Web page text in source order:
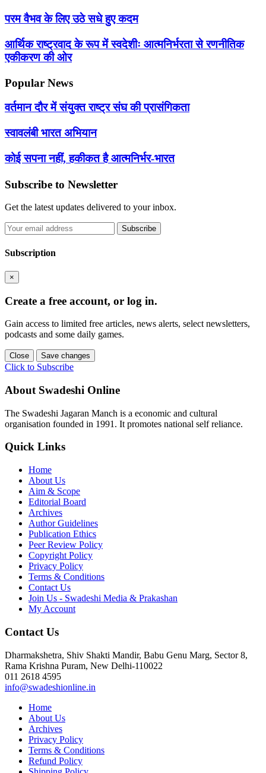
परम वैभव के लिए उठे सधे हुए कदम
आर्थिक राष्ट्रवाद के रूप में स्वदेशीः आत्मनिर्भरता से रणनीतिक
एकीकरण की ओर
Popular News
वर्तमान दौर में संयुक्त राष्ट्र संघ की प्रासंगिकता
स्वावलंबी भारत अभियान
कोई सपना नहीं, हकीकत है आत्मनिर्भर-भारत
Subscribe to Newsletter
Get the latest updates delivered to your inbox.
Subscribe
Subscription
×
Create a free account, or log in.
Gain access to limited free articles, news alerts, select newsletters,
podcasts and some daily games.
Close Save changes
Click to Subscribe
About Swadeshi Online
The Swadeshi Jagaran Manch is a economic and cultural
organisation founded in 1991. It promotes national self reliance.
Quick Links
Home
About Us
Aim & Scope
Editorial Board
Archives
Author Guidelines
Publication Ethics
Peer Review Policy
Copyright Policy
Privacy Policy
Terms & Conditions
Contact Us
Join Us - Swadeshi Media & Prakashan
My Account
Contact Us
Dharmakshetra, Shiv Shakti Mandir, Babu Genu Marg, Sector 8,
Rama Krishna Puram, New Delhi-110022
011 2618 4595
info@swadeshionline.in
Home
About Us
Archives
Privacy Policy
Terms & Conditions
Refund Policy